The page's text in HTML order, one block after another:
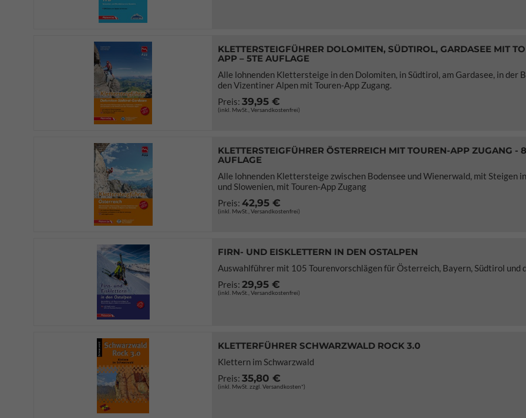
KLETTERSTEIGFÜHRER DOLOMITEN, SÜDTIROL, GARDASEE MIT
APP – 5TE AUFLAGE
Alle lohnenden Klettersteige in den Dolomiten, in Südtirol, am Gardasee, in der
den Vizentiner Alpen mit Touren-App Zugang.
Preis: 39,95 €
(inkl. MwSt., Versandkostenfrei)
KLETTERSTEIGFÜHRER ÖSTERREICH MIT TOUREN-APP ZUGANG -
AUFLAGE
Alle lohnenden Klettersteige zwischen Bodensee und Wienerwald, mit Steigen
und Slowenien, mit Touren-App Zugang
Preis: 42,95 €
(inkl. MwSt., Versandkostenfrei)
FIRN- UND EISKLETTERN IN DEN OSTALPEN
Auswahlführer mit 105 Tourenvorschlägen für Österreich, Bayern, Südtirol und
Preis: 29,95 €
(inkl. MwSt., Versandkostenfrei)
KLETTERFÜHRER SCHWARZWALD ROCK 3.0
Klettern im Schwarzwald
Preis: 35,80 €
(inkl. MwSt. zzgl. Versandkosten*)